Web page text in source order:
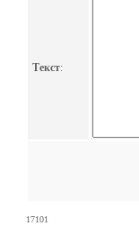
Текст:
17101